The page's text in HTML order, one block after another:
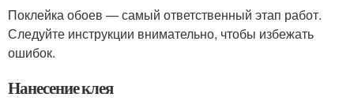
Поклейка обоев — самый ответственный этап работ.
Следуйте инструкции внимательно, чтобы избежать
ошибок.
Нанесение клея